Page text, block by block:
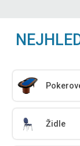
Židle